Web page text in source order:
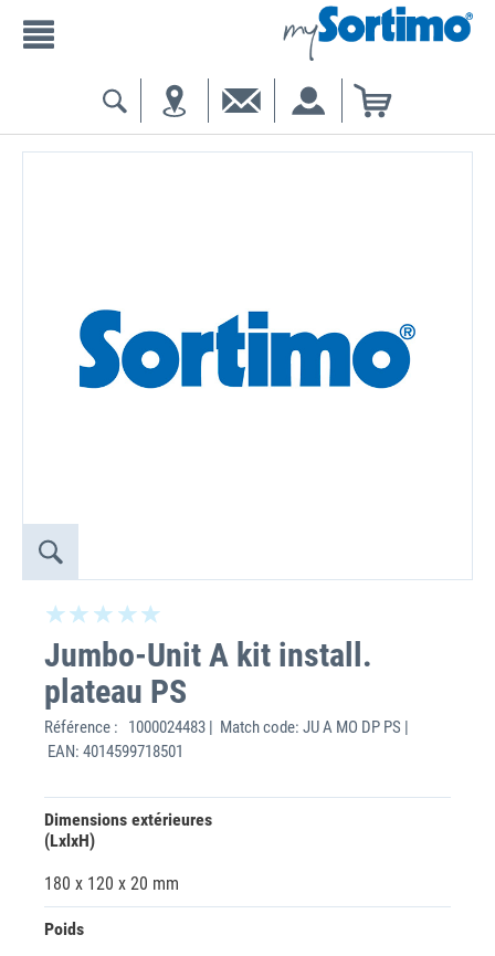
Jumbo-Unit A kit install.
plateau PS
Référence :
1000024483 | Match code: JU A MO DP PS |
EAN: 4014599718501
Dimensions extérieures
(LxlxH)
180 x 120 x 20 mm
Poids